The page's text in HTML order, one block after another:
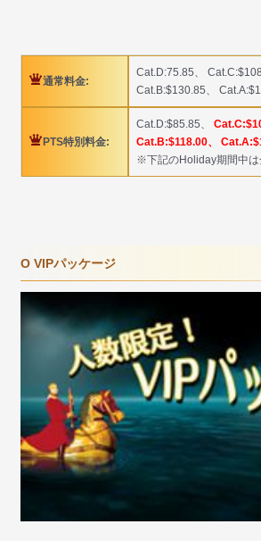
通常料金:
Cat.D:75.85、
Cat.B:$130.85、
PTS特別料金:
Cat.D:$85.85、
Cat.B:$118.00、
※下記のHoliday期間中は
O VIPパッケージ